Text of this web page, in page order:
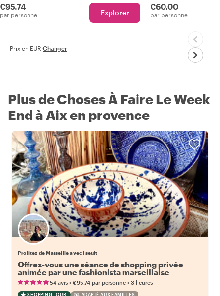
€95.74
par personne Explorer
€60.00
par personne
Prix en EUR·Changer
Plus de Choses À Faire Le Week
End à Aix en provence
Profitez de Marseille avec Iseult
Offrez-vous une séance de shopping privée
animée par une fashionista marseillaise
54 avis • €95.74 par personne • 3 heures
SHOPPING TOUR ADAPTÉ AUX FAMILLES